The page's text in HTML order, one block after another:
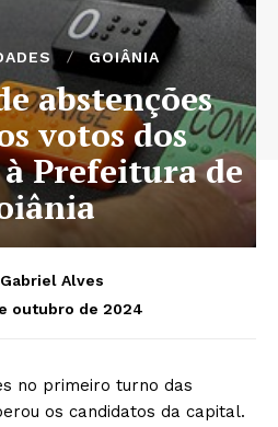
GOIÂNIA
abstenções
votos dos
Prefeitura de
Gabriel Alves
outubro de 2024
no primeiro turno das
os candidatos da capital.